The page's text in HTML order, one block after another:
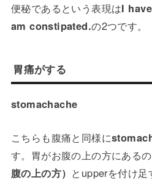
便秘であるという表現はI
am constipated.の2つです。
胃痛がする
stomachache
こちらも腹痛と同様に
す。胃がお腹の上の方にある
腹の上の方） とupperを付け足